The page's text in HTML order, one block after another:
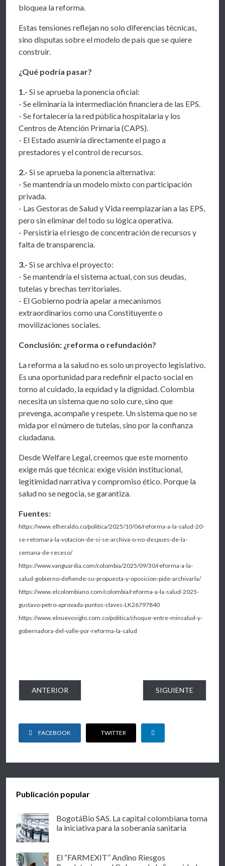
bloquea la reforma.
Estas tensiones reflejan no solo diferencias técnicas,
sino disputas sobre el modelo de país que se quiere
construir.
¿Qué podría pasar?
1.- Si se aprueba la ponencia oficial:
- Se eliminaría la intermediación financiera de las EPS.
- Se fortalecería la red pública hospitalaria y los
Centros de Atención Primaria (CAPS).
- El Estado asumiría directamente el pago a
prestadores y el control de recursos.
2.- Si se aprueba la ponencia alternativa:
- Se mantendría un modelo mixto con participación
privada.
- Las Gestoras de Salud y Vida reemplazarían a las EPS,
pero sin eliminar del todo su lógica operativa.
- Persistiría el riesgo de concentración de recursos y
falta de transparencia.
3.- Si se archiva el proyecto:
- Se mantendría el sistema actual, con sus deudas,
tutelas y brechas territoriales.
- El Gobierno podría apelar a mecanismos
extraordinarios como una Constituyente o
movilizaciones sociales.
Conclusión: ¿reforma o refundación?
La reforma a la salud no es solo un proyecto legislativo.
Es una oportunidad para redefinir el pacto social en
torno al cuidado, la equidad y la dignidad. Colombia
necesita un sistema que no solo cure, sino que
prevenga, acompañe y respete. Un sistema que no se
mida por el número de tutelas, sino por la confianza
ciudadana.
Desde Welfare Legal, creemos que este momento
exige más que técnica: exige visión institucional,
legitimidad narrativa y compromiso ético. Porque la
salud no se negocia, se garantiza.
Fuentes:
https://www.elheraldo.co/politica/2025/10/06/reforma-a-la-salud-20-
se-retomara-la-votacion-de-si-se-archiva-o-no-despues-de-la-
semana-de-receso/
https://www.vanguardia.com/colombia/2025/09/30/reforma-a-la-
salud-gobierno-defiende-su-propuesta-y-oposicion-pide-archivarla/
https://www.elcolombiano.com/colombia/reforma-a-la-salud-2025-
gustavo-petro-aprovada-puntos-claves-LK26797840
https://www.elnuevosiglo.com.co/politica/choque-entre-minsalud-y-
gobernadora-del-valle-por-reforma-la-salud
ARTÍCULO ANTERIOR: DERECHO DE LA COMPETENCIA
ANTERIOR ARTÍCULO
SIGUIENTE
FACEBOOK TWITTER
Publicación popular
BogotáBio SAS. La capital colombiana toma
la iniciativa para la soberanía sanitaria
El “FARMEXIT” Andino Riesgos